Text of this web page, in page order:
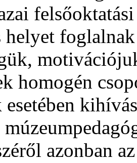
helyet
homogén
azonban